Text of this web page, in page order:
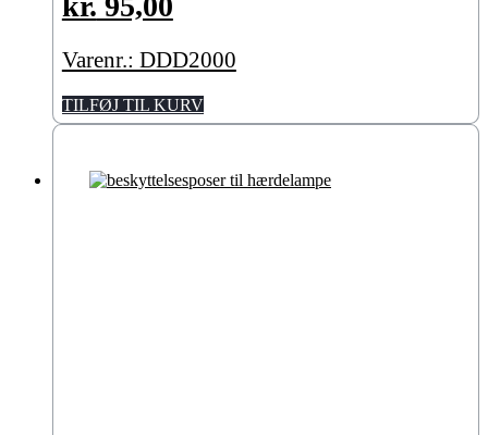
Varenr.: DDD2000
TILFØJ TIL KURV